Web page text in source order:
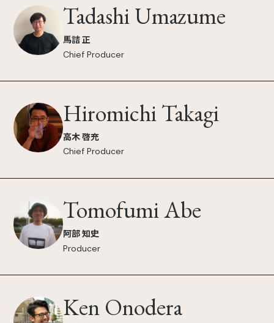
Tadashi Umazume
馬詰 正
Chief Producer
Hiromichi Takagi
高木 啓充
Chief Producer
Tomofumi Abe
阿部 知史
Producer
Ken Onodera